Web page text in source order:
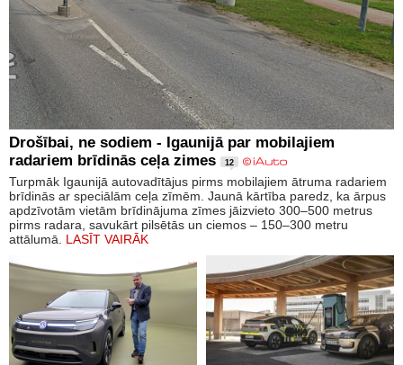
Drošībai, ne sodiem - Igaunijā par mobilajiem
radariem brīdinās ceļa zimes
12
Turpmāk Igaunijā autovadītājus pirms mobilajiem ātruma radariem
brīdinās ar speciālām ceļa zīmēm. Jaunā kārtība paredz, ka ārpus
apdzīvotām vietām brīdinājuma zīmes jāizvieto 300–500 metrus
pirms radara, savukārt pilsētās un ciemos – 150–300 metru
attālumā. LASĪT VAIRĀK